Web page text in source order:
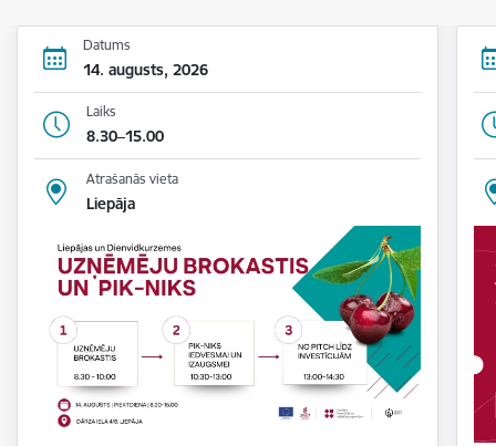
Datums
14. augusts, 2026
Laiks
8.30–15.00
Atrašanās vieta
Liepāja